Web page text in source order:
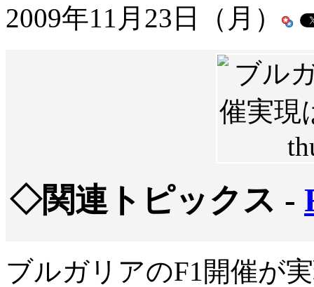
2009年11月23日（月）
◇関連トピックス -
ブルガリアのF1開催が